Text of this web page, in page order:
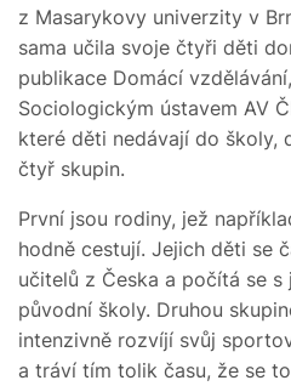
z Masarykovy univerzity v
sama učila svoje čtyři děti
publikace Domácí
Sociologickým ústavem AV
které děti nedávají do školy,
čtyř skupin.
První jsou rodiny, jež
hodně cestují. Jejich děti se
učitelů z Česka a počítá se s
původní školy. Druhou
intenzivně rozvíjí svůj
a tráví tím tolik času, že se